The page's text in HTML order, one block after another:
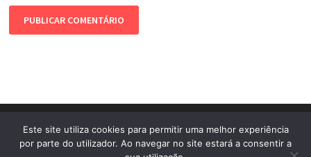
Este site utiliza cookies para permitir uma melhor experiência
por parte do utilizador. Ao navegar no site estará a consentir a